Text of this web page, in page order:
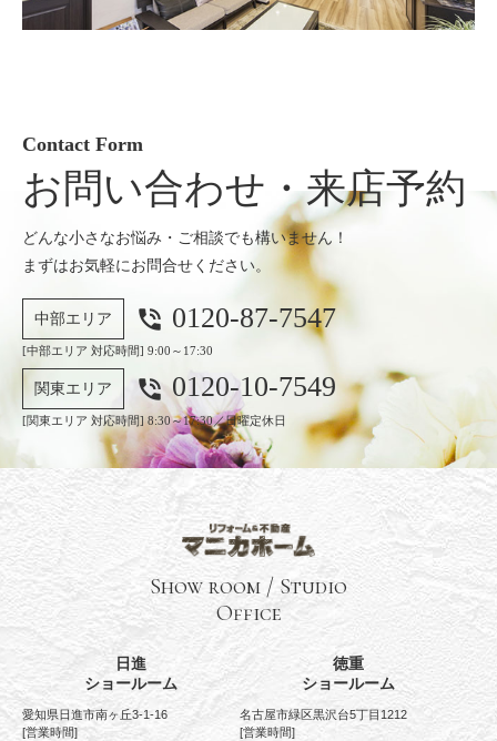
Contact Form
お問い合わせ・来店予約
どんな小さなお悩み・ご相談でも構いません！
まずはお気軽にお問合せください。
中部エリア phone_in_talk 0120-87-7547
[中部エリア 対応時間] 9:00～17:30
関東エリア phone_in_talk 0120-10-7549
[関東エリア 対応時間] 8:30～17:30／日曜定休日
Show room / Studio
Office
日進
ショールーム
愛知県日進市南ヶ丘3-1-16
[営業時間]
徳重
ショールーム
名古屋市緑区黒沢台5丁目1212
[営業時間]